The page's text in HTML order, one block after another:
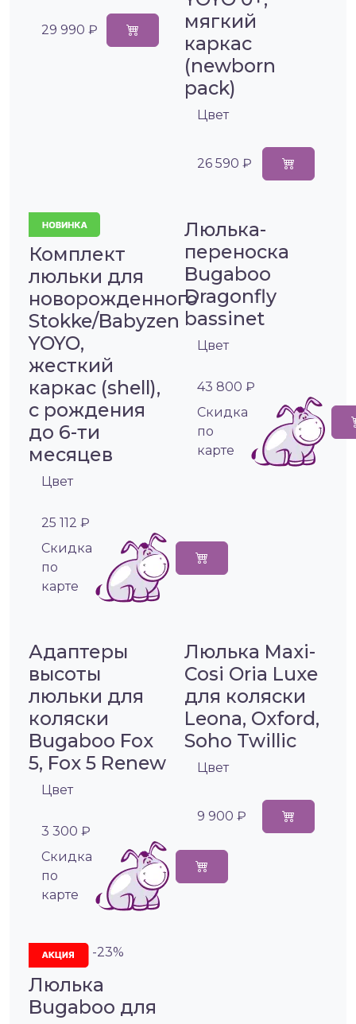
29 990 ₽
мягкий
каркас
(newborn
pack)
Цвет
26 590 ₽
Комплект
люльки для
новорожденного
Stokke/Babyzen
YOYO,
жесткий
каркас (shell),
с рождения
до 6-ти
месяцев
Цвет
25 112 ₽
Cкидка
по
карте
Люлька-
переноска
Bugaboo
Dragonfly
bassinet
Цвет
43 800 ₽
Cкидка
по
карте
Адаптеры
высоты
люльки для
коляски
Bugaboo Fox
5, Fox 5 Renew
Цвет
3 300 ₽
Cкидка
по
карте
Люлька Maxi-
Cosi Oria Luxe
для коляски
Leona, Oxford,
Soho Twillic
Цвет
9 900 ₽
-23%
Люлька
Bugaboo для